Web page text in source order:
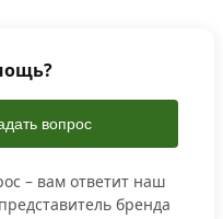
вопрос
– вам ответит наш
бренда